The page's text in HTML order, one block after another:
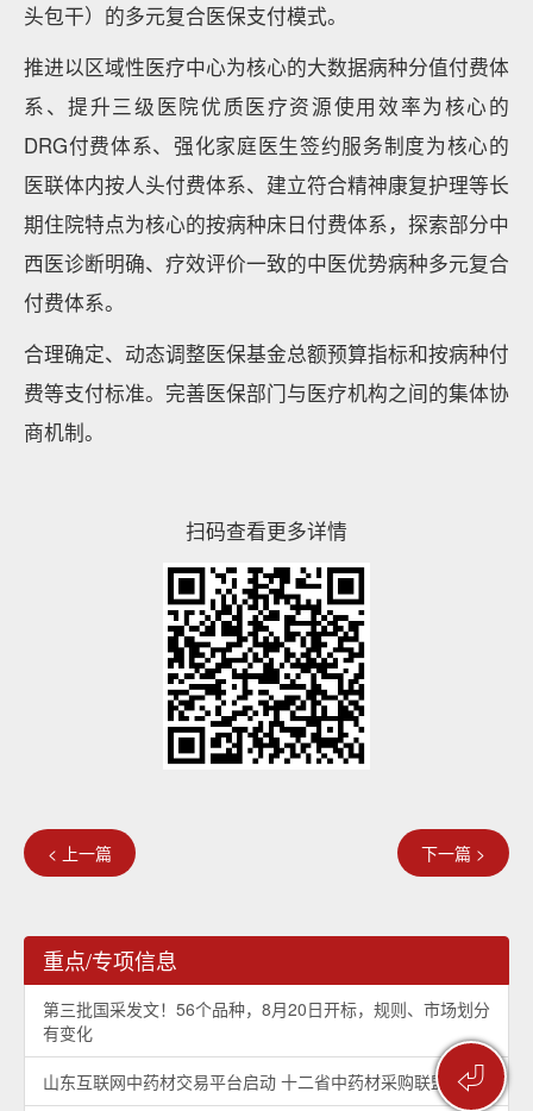
⏎
头包干）的多元复合医保支付模式。
推进以区域性医疗中心为核心的大数据病种分值付费体
系、提升三级医院优质医疗资源使用效率为核心的
DRG付费体系、强化家庭医生签约服务制度为核心的
医联体内按人头付费体系、建立符合精神康复护理等长
期住院特点为核心的按病种床日付费体系，探索部分中
西医诊断明确、疗效评价一致的中医优势病种多元复合
付费体系。
合理确定、动态调整医保基金总额预算指标和按病种付
费等支付标准。完善医保部门与医疗机构之间的集体协
商机制。
扫码查看更多详情
< 上一篇 下一篇 >
重点/专项信息
第三批国采发文！56个品种，8月20日开标，规则、市场划分
有变化
山东互联网中药材交易平台启动 十二省中药材采购联盟成立